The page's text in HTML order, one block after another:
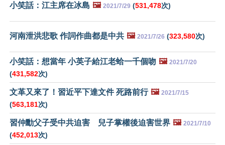
小笑話：江主席在冰島 🖼️ 2021/7/29 (531,478次)
河南泄洪悲歌 作詞作曲都是中共 🖼️ 2021/7/26 (323,580次)
小笑話：想當年 小英子給江老蛤一千個吻 🖼️ 2021/7/20
(431,582次)
文革又來了！習近平下達文件 死路前行 🖼️ 2021/7/15
(563,181次)
習仲勳父子受中共迫害 兒子掌權後迫害世界 🖼️ 2021/7/10
(452,013次)